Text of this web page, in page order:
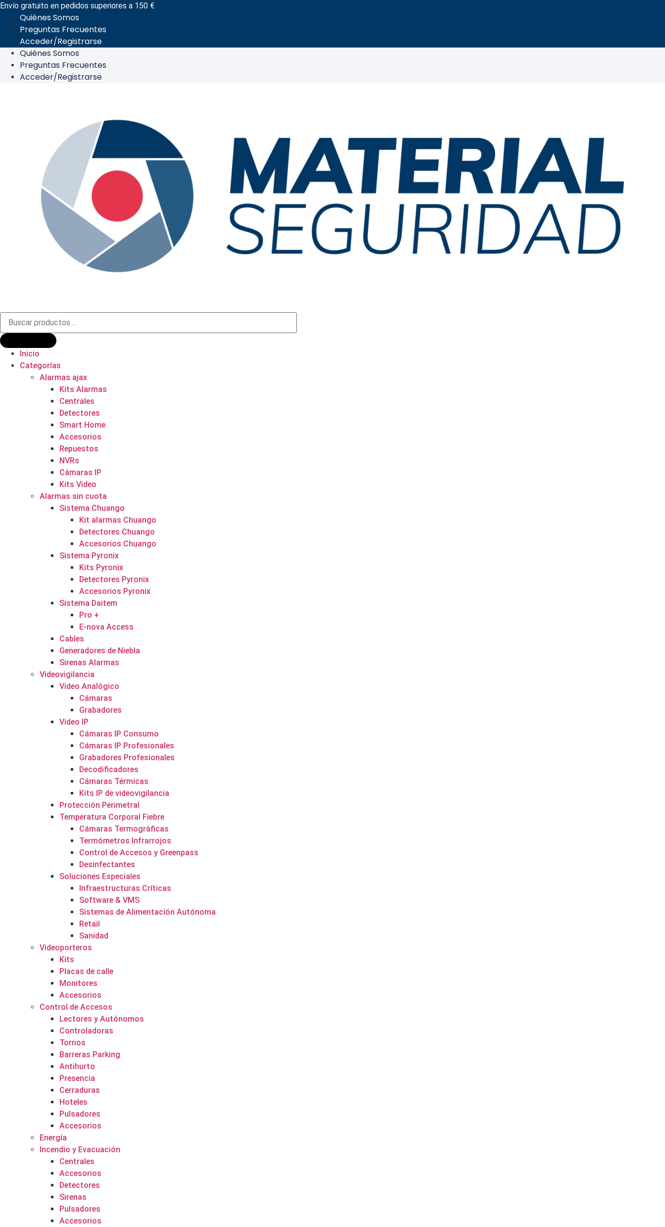
Ir
contenido
Envío gratuito en pedidos superiores a 150 €
Quiénes Somos
Preguntas Frecuentes
Acceder/Registrarse
Quiénes Somos
Preguntas Frecuentes
Acceder/Registrarse
Búsqueda
productos
Inicio
Categorías
Alarmas ajax
Kits Alarmas
Centrales
Detectores
Smart Home
Accesorios
Repuestos
NVRs
Cámaras IP
Kits Video
Alarmas sin cuota
Sistema Chuango
Kit alarmas Chuango
Detectores Chuango
Accesorios Chuango
Sistema Pyronix
Kits Pyronix
Detectores Pyronix
Accesorios Pyronix
Sistema Daitem
Pro +
E-nova Access
Cables
Generadores de Niebla
Sirenas Alarmas
Videovigilancia
Video Analógico
Cámaras
Grabadores
Video IP
Cámaras IP Consumo
Cámaras IP Profesionales
Grabadores Profesionales
Decodificadores
Cámaras Térmicas
Kits IP de videovigilancia
Protección Perimetral
Temperatura Corporal Fiebre
Cámaras Termográficas
Termómetros Infrarrojos
Control de Accesos y Greenpass
Desinfectantes
Soluciones Especiales
Infraestructuras Críticas
Software & VMS
Sistemas de Alimentación Autónoma
Retail
Sanidad
Videoporteros
Kits
Placas de calle
Monitores
Accesorios
Control de Accesos
Lectores y Autónomos
Controladoras
Tornos
Barreras Parking
Antihurto
Presencia
Cerraduras
Hoteles
Pulsadores
Accesorios
Energía
Incendio y Evacuación
Centrales
Accesorios
Detectores
Sirenas
Pulsadores
Accesorios